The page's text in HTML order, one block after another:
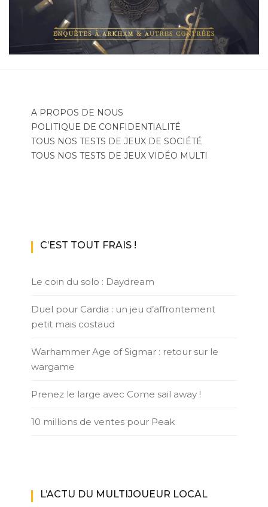
A PROPOS DE NOUS
POLITIQUE DE CONFIDENTIALITÉ
TOUS NOS TESTS DE JEUX DE SOCIÉTÉ
TOUS NOS TESTS DE JEUX VIDÉO MULTI
C’EST TOUT FRAIS !
Le coin du solo : Daydream
Duel pour Cardia : un jeu d’affrontement
petit mais costaud
Warhammer Age of Sigmar : retour sur le
wargame
Prenez le large avec Come sail away !
10 millions de ventes pour Peak
L’ACTU DU MULTIJOUEUR LOCAL